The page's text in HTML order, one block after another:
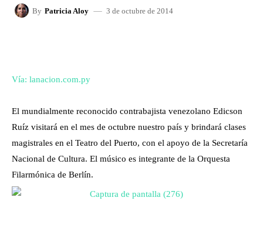
By Patricia Aloy 3 de octubre de 2014
Vía: lanacion.com.py
El mundialmente reconocido contrabajista venezolano Edicson
Ruíz visitará en el mes de octubre nuestro país y brindará clases
magistrales en el Teatro del Puerto, con el apoyo de la Secretaría
Nacional de Cultura. El músico es integrante de la Orquesta
Filarmónica de Berlín.